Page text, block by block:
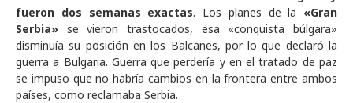
fueron dos semanas exactas. Los planes de la «Gran
Serbia» se vieron trastocados, esa «conquista búlgara»
disminuía su posición en los Balcanes, por lo que declaró la
guerra a Bulgaria. Guerra que perdería y en el tratado de paz
se impuso que no habría cambios en la frontera entre ambos
países, como reclamaba Serbia.